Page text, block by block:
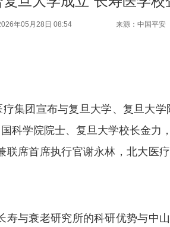
年05月28日 08:54 来源：中国平安
团宣布与复旦大学、复旦大学
科学院院士、复旦大学校长金
联席首席执行官谢永林，北大医
与衰老研究所的科研优势与中